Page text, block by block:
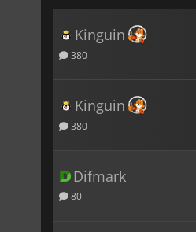
Kinguin
380
Kinguin
380
Difmark
80